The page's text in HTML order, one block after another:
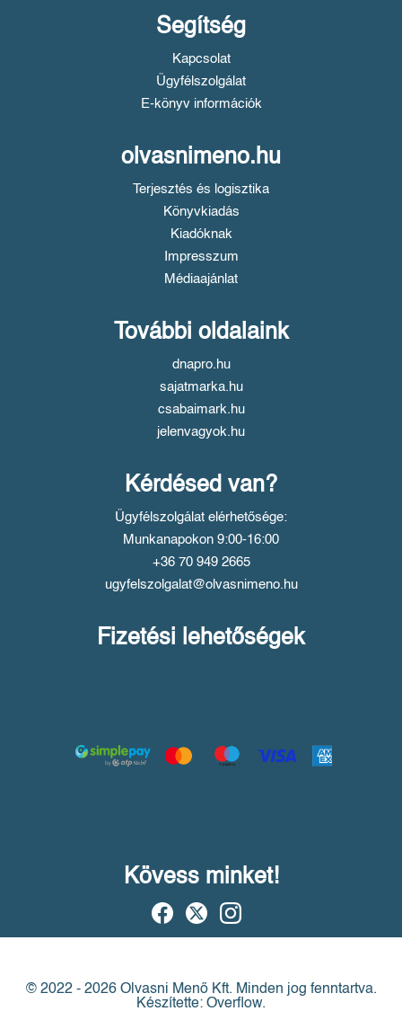
Segítség
Kapcsolat
Ügyfélszolgálat
E-könyv információk
olvasnimeno.hu
Terjesztés és logisztika
Könyvkiadás
Kiadóknak
Impresszum
Médiaajánlat
További oldalaink
dnapro.hu
sajatmarka.hu
csabaimark.hu
jelenvagyok.hu
Kérdésed van?
Ügyfélszolgálat elérhetősége:
Munkanapokon 9:00-16:00
+36 70 949 2665
ugyfelszolgalat@olvasnimeno.hu
Fizetési lehetőségek
Kövess minket!
© 2022 - 2026 Olvasni Menő Kft. Minden jog fenntartva.
Készítette: Overflow.